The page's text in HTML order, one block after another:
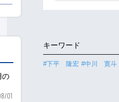
キーワード
#下平 隆宏 #中川 寛斗
の
01